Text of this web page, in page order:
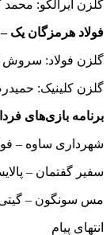
گلزن ایرالکو: محمد
فولاد هرمزگان یک –
گلزن فولاد: سروش
گلزن کلینیک:
برنامه بازی‌های
شهرداری ساوه –
سفیر گفتمان –
مس سونگون –
انتهای پیام